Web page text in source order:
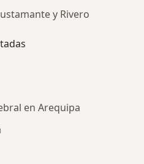
y Rivero
en Arequipa